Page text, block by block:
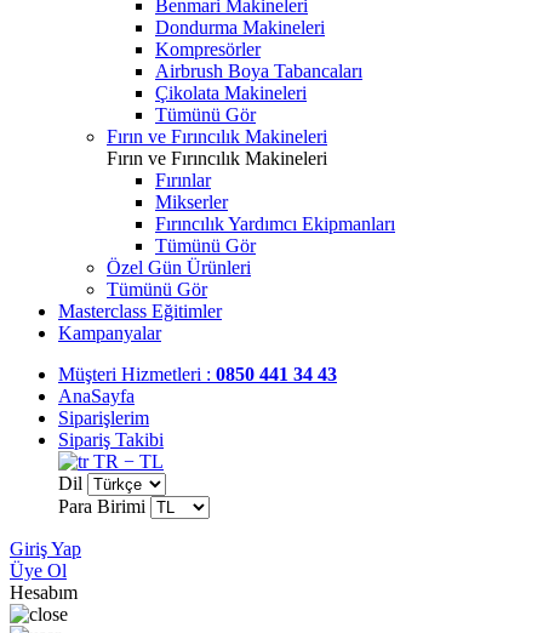
Benmari Makineleri
Dondurma Makineleri
Kompresörler
Airbrush Boya Tabancaları
Çikolata Makineleri
Tümünü Gör
Fırın ve Fırıncılık Makineleri
Fırın ve Fırıncılık Makineleri
Fırınlar
Mikserler
Fırıncılık Yardımcı Ekipmanları
Tümünü Gör
Özel Gün Ürünleri
Tümünü Gör
Masterclass Eğitimler
Kampanyalar
Müşteri Hizmetleri : 0850 441 34 43
AnaSayfa
Siparişlerim
Sipariş Takibi
TR − TL
Dil
Para Birimi
Giriş Yap
Üye Ol
Hesabım